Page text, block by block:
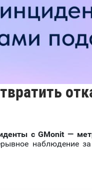
с GMonit —
наблюдение